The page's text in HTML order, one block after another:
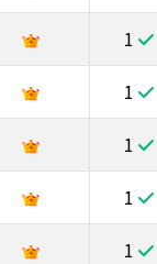
1
1
1
1
1